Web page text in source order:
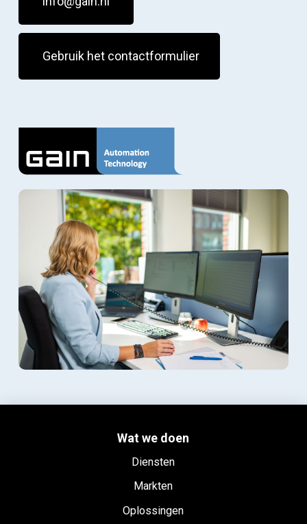
Gebruik het contactformulier
Wat we doen
Diensten
Markten
Oplossingen